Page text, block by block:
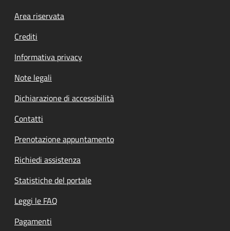
Footer menu
Area riservata
Crediti
Informativa privacy
Note legali
Dichiarazione di accessibilità
Contatti
Prenotazione appuntamento
Richiedi assistenza
Statistiche del portale
Leggi le FAQ
Pagamenti